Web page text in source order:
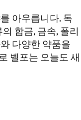
아우릅니다. 독
합금, 금속, 폴리
다양한 약품을
벨포는 오늘도 새